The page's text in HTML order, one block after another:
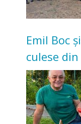
Emil Boc
culese
nu poate